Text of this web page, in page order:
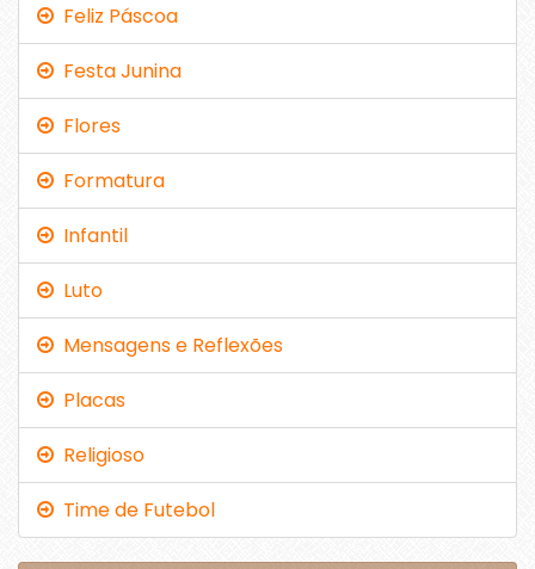
Feliz Páscoa
Festa Junina
Flores
Formatura
Infantil
Luto
Mensagens e Reflexões
Placas
Religioso
Time de Futebol